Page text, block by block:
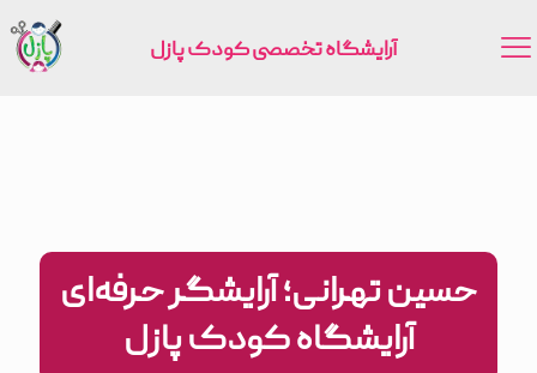
آرایشگاه تخصصی کودک پازل
حسین تهرانی؛ آرایشگر حرفه‌ای
آرایشگاه کودک پازل